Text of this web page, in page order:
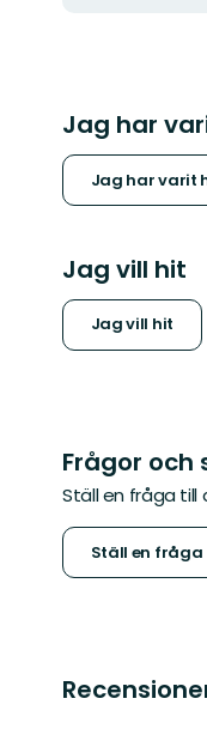
Jag har
Jag har varit
Jag vill hit
Jag vill hit
Frågor och
Ställ en fråga till
Ställ en fråga